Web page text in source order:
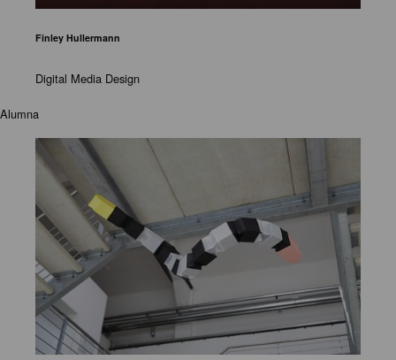
Finley Hullermann
Digital Media Design
Alumna